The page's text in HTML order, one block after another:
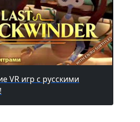
VR игр с русскими